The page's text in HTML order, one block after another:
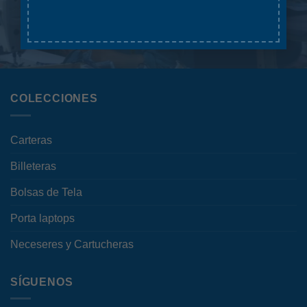
COLECCIONES
Carteras
Billeteras
Bolsas de Tela
Porta laptops
Neceseres y Cartucheras
SÍGUENOS